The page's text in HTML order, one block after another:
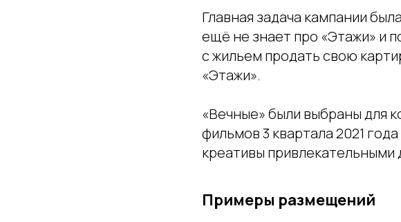
Главная задача кампании
ещё не знает про «Этажи» и
с жильем продать свою
«Этажи».
«Вечные» были выбраны для
фильмов 3 квартала 2021
креативы привлекательными
Примеры размещений